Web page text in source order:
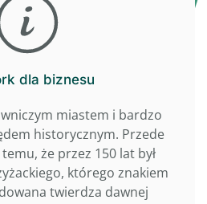
dla biznesu
miastem i bardzo
historycznym. Przede
że przez 150 lat był
którego znakiem
twierdza dawnej